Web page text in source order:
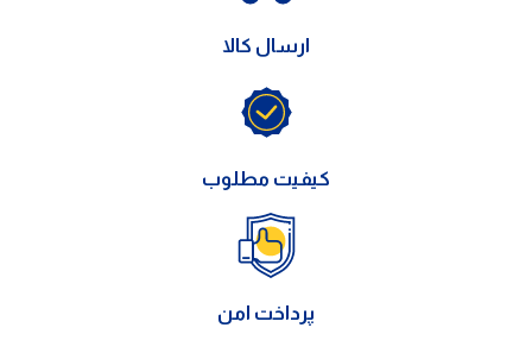
ارسال کالا
کیفیت مطلوب
پرداخت امن